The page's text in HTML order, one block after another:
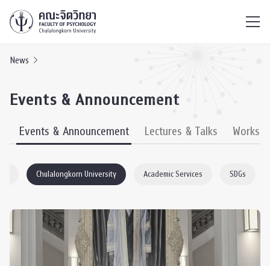
News
Events & Announcement
Events & Announcement Lectures & Talks
Chulalongkorn University Academic Services SDGs